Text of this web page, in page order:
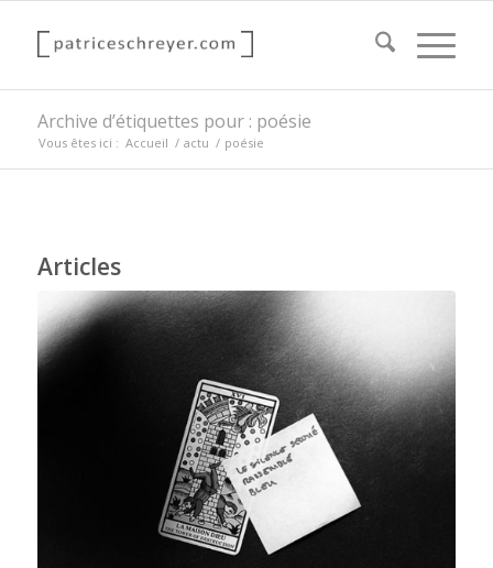
Archive d’étiquettes pour : poésie
Vous êtes ici : Accueil / actu / poésie
Articles